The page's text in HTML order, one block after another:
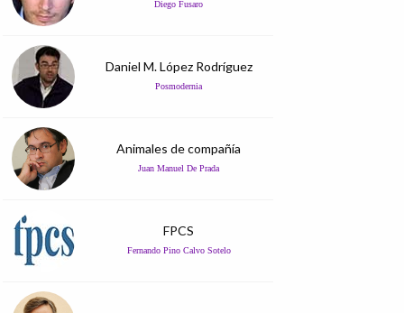
Diego Fusaro
Daniel M. López Rodríguez
Posmodernia
Animales de compañía
Juan Manuel De Prada
FPCS
Fernando Pino Calvo Sotelo